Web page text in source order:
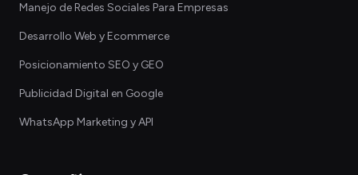
Manejo de Redes Sociales Para Empresas
Desarrollo Web y Ecommerce
Posicionamiento SEO y GEO
Publicidad Digital en Google
WhatsApp Marketing y API